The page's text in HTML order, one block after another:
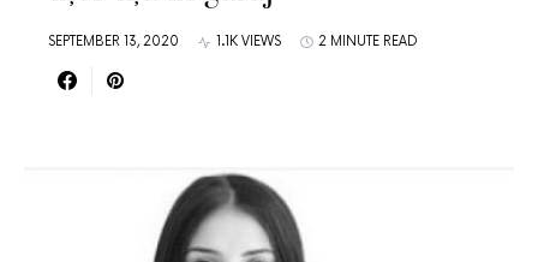
SEPTEMBER 13, 2020 1.1K VIEWS 2 MINUTE READ